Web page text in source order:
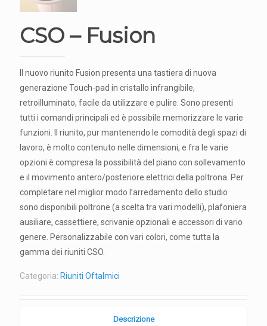
CSO – Fusion
Il nuovo riunito Fusion presenta una tastiera di nuova
generazione Touch-pad in cristallo infrangibile,
retroilluminato, facile da utilizzare e pulire. Sono presenti
tutti i comandi principali ed è possibile memorizzare le varie
funzioni. Il riunito, pur mantenendo le comodità degli spazi di
lavoro, è molto contenuto nelle dimensioni, e fra le varie
opzioni è compresa la possibilità del piano con sollevamento
e il movimento antero/posteriore elettrici della poltrona. Per
completare nel miglior modo l’arredamento dello studio
sono disponibili poltrone (a scelta tra vari modelli), plafoniera
ausiliare, cassettiere, scrivanie opzionali e accessori di vario
genere. Personalizzabile con vari colori, come tutta la
gamma dei riuniti CSO.
Categoria: Riuniti Oftalmici
Descrizione